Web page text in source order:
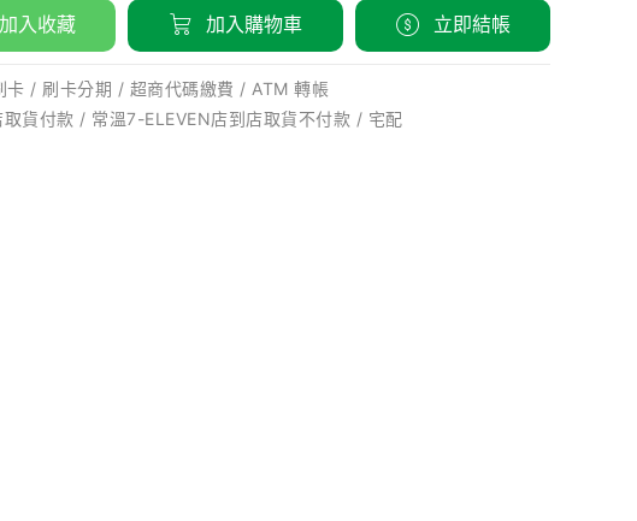
加入收藏 加入購物車 立即結帳
卡 / 刷卡分期 / 超商代碼繳費 / ATM 轉帳
貨付款 / 常溫7-ELEVEN店到店取貨不付款 / 宅配